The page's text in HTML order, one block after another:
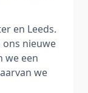
en Leeds.
ons nieuwe
we een
we